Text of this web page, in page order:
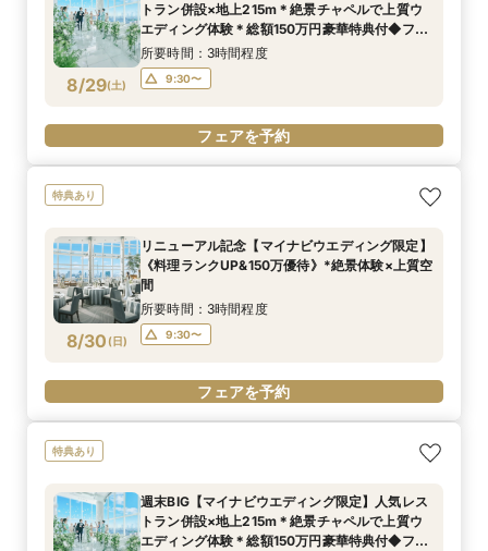
8/29(土)
トラン併設×地上215m＊絶景チャペルで上質ウ
エディング体験＊総額150万円豪華特典付◆フェ
ア
所要時間：3時間程度
9:30〜
フェアを予約
特典あり
8/30 (日)
リニューアル記念【マイナビウエディング限定】
《料理ランクUP&150万優待》*絶景体験×上質空
間
所要時間：3時間程度
9:30〜
フェアを予約
特典あり
週末BIG【マイナビウエディング限定】人気レス
トラン併設×地上215m＊絶景チャペルで上質ウ
エディング体験＊総額150万円豪華特典付◆フェ